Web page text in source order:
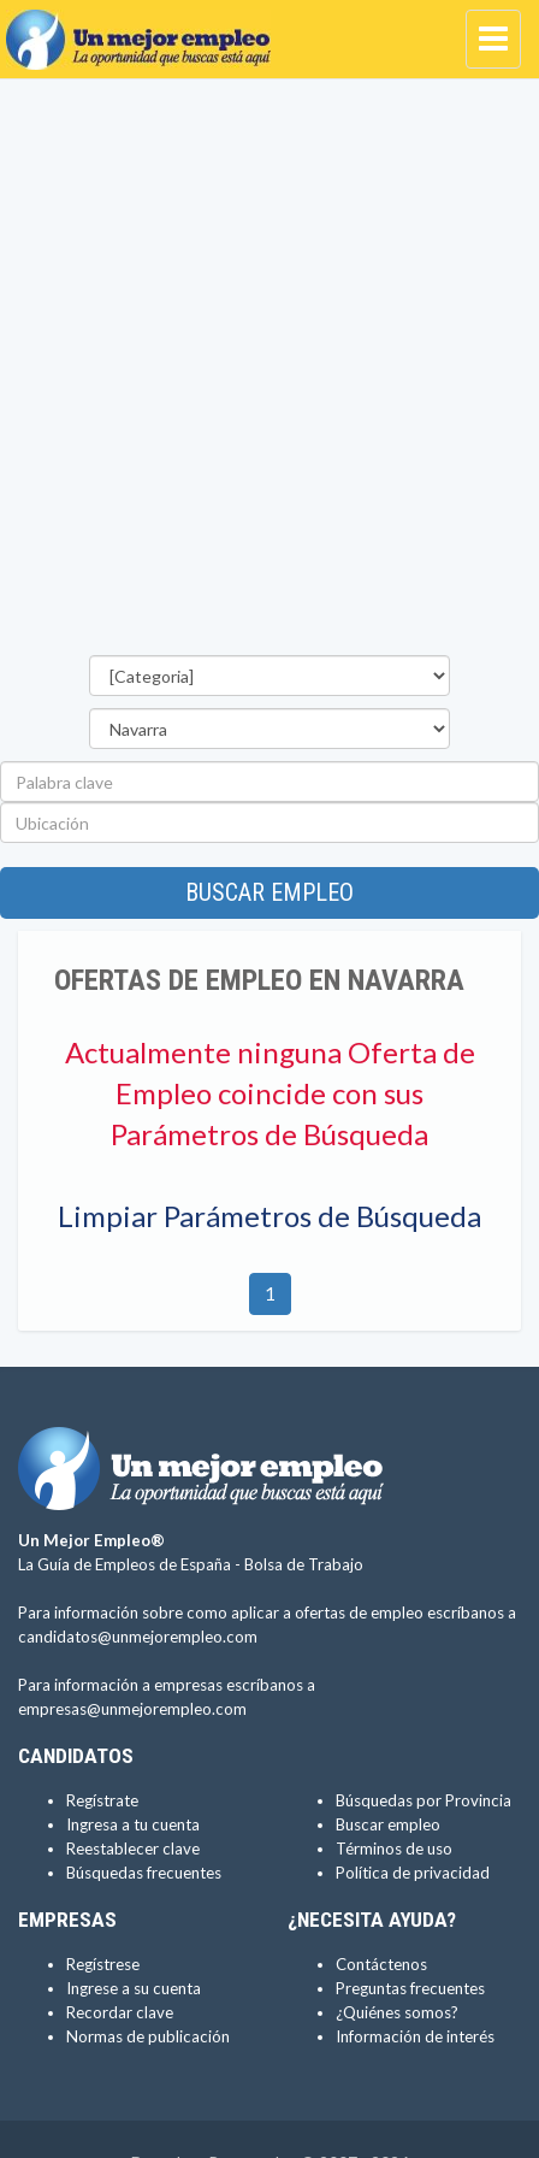
BUSCAR EMPLEO
OFERTAS DE EMPLEO EN NAVARRA
Actualmente ninguna Oferta de
Empleo coincide con sus
Parámetros de Búsqueda
Limpiar Parámetros de Búsqueda
1
Un Mejor Empleo®
La Guía de Empleos de España - Bolsa de Trabajo
Para información sobre como aplicar a ofertas de empleo escríbanos a
candidatos@unmejorempleo.com
Para información a empresas escríbanos a
empresas@unmejorempleo.com
CANDIDATOS
Regístrate
Ingresa a tu cuenta
Reestablecer clave
Búsquedas frecuentes
Búsquedas por Provincia
Buscar empleo
Términos de uso
Política de privacidad
EMPRESAS
Regístrese
Ingrese a su cuenta
Recordar clave
Normas de publicación
¿NECESITA AYUDA?
Contáctenos
Preguntas frecuentes
¿Quiénes somos?
Información de interés